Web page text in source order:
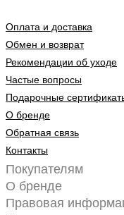
Оплата и доставка
Обмен и возврат
Рекомендации об уходе
Частые вопросы
Подарочные
О бренде
Обратная связь
Контакты
Покупателям
О бренде
Правовая